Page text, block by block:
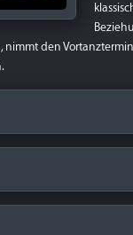
nimmt den